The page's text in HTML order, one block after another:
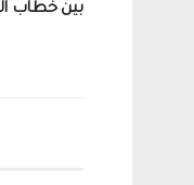
بين خطاب